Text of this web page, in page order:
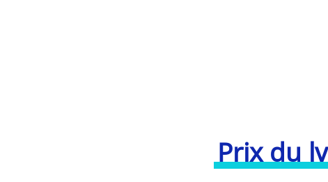
Prix du lv